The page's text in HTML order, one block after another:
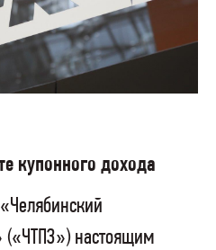
купонного дохода
(«ЧТПЗ») настоящим